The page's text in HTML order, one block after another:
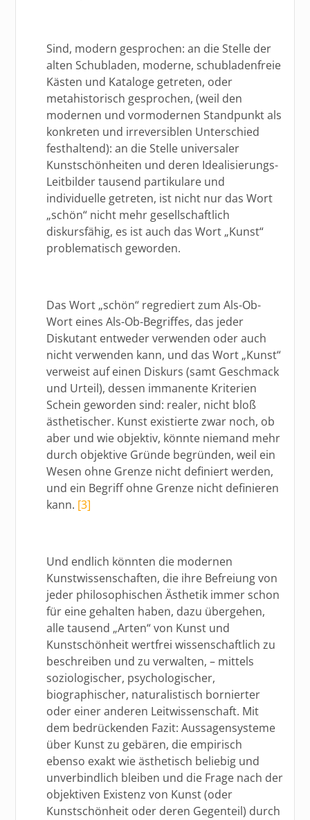
Sind, modern gesprochen: an die Stelle der
alten Schubladen, moderne, schubladenfreie
Kästen und Kataloge getreten, oder
metahistorisch gesprochen, (weil den
modernen und vormodernen Standpunkt als
konkreten und irreversiblen Unterschied
festhaltend): an die Stelle universaler
Kunstschönheiten und deren Idealisierungs-
Leitbilder tausend partikulare und
individuelle getreten, ist nicht nur das Wort
„schön“ nicht mehr gesellschaftlich
diskursfähig, es ist auch das Wort „Kunst“
problematisch geworden.
Das Wort „schön“ regrediert zum Als-Ob-
Wort eines Als-Ob-Begriffes, das jeder
Diskutant entweder verwenden oder auch
nicht verwenden kann, und das Wort „Kunst“
verweist auf einen Diskurs (samt Geschmack
und Urteil), dessen immanente Kriterien
Schein geworden sind: realer, nicht bloß
ästhetischer. Kunst existierte zwar noch, ob
aber und wie objektiv, könnte niemand mehr
durch objektive Gründe begründen, weil ein
Wesen ohne Grenze nicht definiert werden,
und ein Begriff ohne Grenze nicht definieren
kann. [3]
Und endlich könnten die modernen
Kunstwissenschaften, die ihre Befreiung von
jeder philosophischen Ästhetik immer schon
für eine gehalten haben, dazu übergehen,
alle tausend „Arten“ von Kunst und
Kunstschönheit wertfrei wissenschaftlich zu
beschreiben und zu verwalten, – mittels
soziologischer, psychologischer,
biographischer, naturalistisch bornierter
oder einer anderen Leitwissenschaft. Mit
dem bedrückenden Fazit: Aussagensysteme
über Kunst zu gebären, die empirisch
ebenso exakt wie ästhetisch beliebig und
unverbindlich bleiben und die Frage nach der
objektiven Existenz von Kunst (oder
Kunstschönheit oder deren Gegenteil) durch